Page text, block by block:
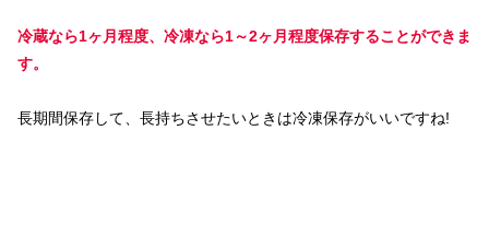
冷蔵なら1ヶ月程度、冷凍なら1～2ヶ月程度保存することができま
す。
長期間保存して、長持ちさせたいときは冷凍保存がいいですね!